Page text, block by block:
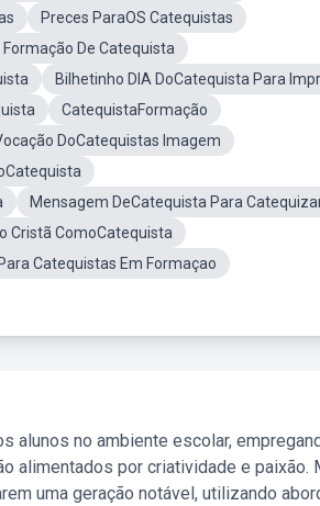
Preces ParaOS Catequistas
De Catequista
Bilhetinho DIA DoCatequista Para
CatequistaFormação
DoCatequistas Imagem
Mensagem DeCatequista Para
Cristã ComoCatequista
Catequistas Em Formaçao
alunos no ambiente escolar,
alimentados por criatividade e paixão.
uma geração notável, utilizando